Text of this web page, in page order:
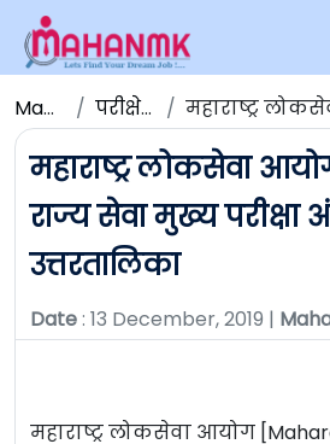
Maha NMK परीक्षेचे निकाल महाराष्ट्र लोकसेवा आयोग
महाराष्ट्र लोकसेवा
राज्य सेवा मुख्य परीक्षा
उत्तरतालिका
Date: 13 December, 2019 |
महाराष्ट्र लोकसेवा आयोग